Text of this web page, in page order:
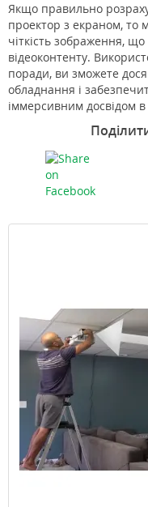
Якщо правильно
проектор з екраном, то
чіткість зображення,
відеоконтенту.
поради, ви зможете
обладнання і
іммерсивним досвідом